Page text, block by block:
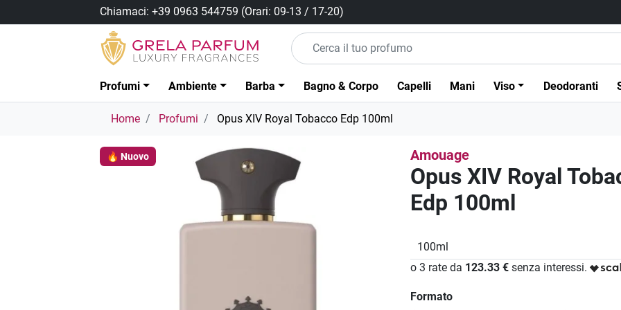
Chiamaci:+39 0963 544759 (Orari: 09-13 / 17-20)
Profumi Ambiente Barba Bagno & Corpo Capelli Mani Viso Deodoranti
Home Profumi Opus XIV Royal Tobacco Edp 100ml
🔥 Nuovo Amouage
Opus XIV Royal
Edp 100ml
100ml
o 3 rate da 123.33 € senza interessi.
Formato